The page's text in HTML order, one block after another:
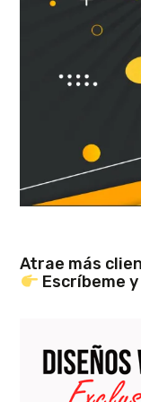
Atrae más
Escríbeme